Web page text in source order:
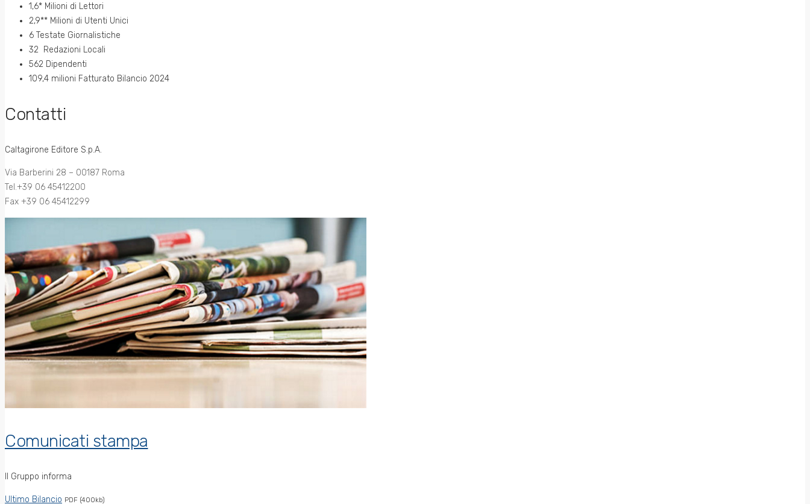
1,6* Milioni di Lettori
2,9** Milioni di Utenti Unici
6 Testate Giornalistiche
32 Redazioni Locali
562 Dipendenti
109,4 milioni Fatturato Bilancio 2024
Contatti
Caltagirone Editore S.p.A.
Via Barberini 28 – 00187 Roma
Tel.+39 06 45412200
Fax +39 06 45412299
Comunicati stampa
Il Gruppo informa
Ultimo Bilancio PDF (400kb)